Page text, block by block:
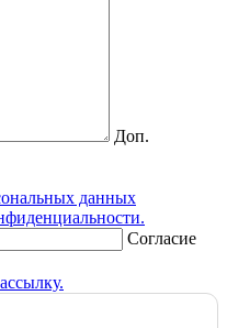
Доп.
данных
Согласие